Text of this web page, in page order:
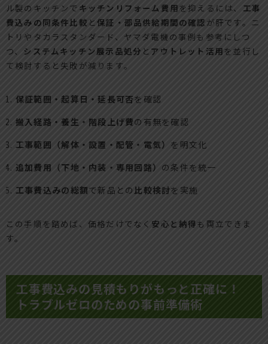
ル製のキッチンで キッチンリフォーム費用を抑えるには、 工事
費込みの同条件比較 と保証・部品供給期間の確認 が肝です。ニ
トリやタカラスタンダード、ヤマダ電機の事例も参考にしつ
つ、 システムキッチン展示品処分 と アウトレット活用を並行し
て検討すると失敗が減ります。
保証範囲・起算日・延長可否を確認
搬入経路・養生・階段上げ費の有無を確認
工事範囲（解体・設置・配管・電気） を明文化
追加費用（下地・内装・専用回路） の条件を統一
工事費込みの総額で新品との 比較検討を実施
この手順を踏めば、価格だけでなく 安心と納得も両立できま
す。
工事費込みの見積もりがもっと正確に！
トラブルゼロのための事前準備術